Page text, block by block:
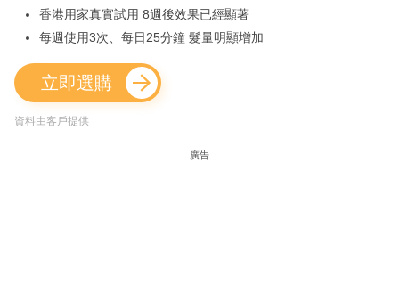
香港用家真實試用 8週後效果已經顯著
每週使用3次、每日25分鐘 髮量明顯增加
立即選購
資料由客戶提供
廣告